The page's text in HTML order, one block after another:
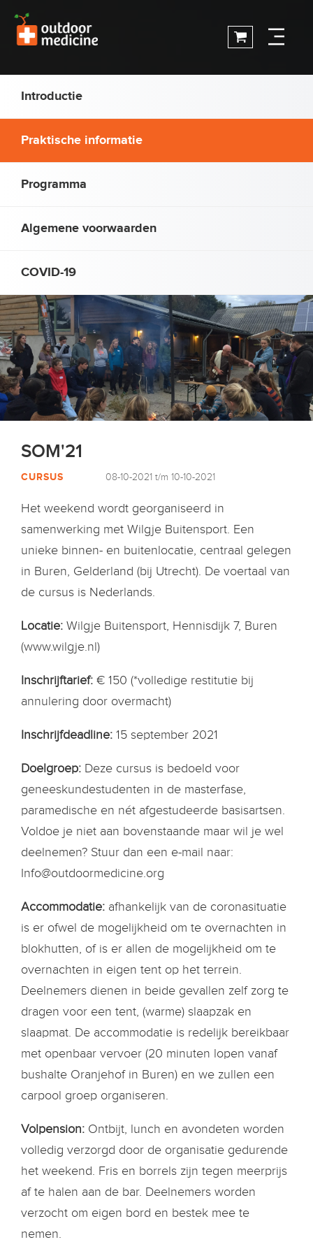
Introductie
Praktische informatie
Programma
Algemene voorwaarden
COVID-19
SOM'21
CURSUS 08-10-2021 t/m 10-10-2021
Het weekend wordt georganiseerd in
samenwerking met Wilgje Buitensport. Een
unieke binnen- en buitenlocatie, centraal gelegen
in Buren, Gelderland (bij Utrecht). De voertaal van
de cursus is Nederlands.
Locatie: Wilgje Buitensport, Hennisdijk 7, Buren
(www.wilgje.nl)
Inschrijftarief: € 150 (*volledige restitutie bij
annulering door overmacht)
Inschrijfdeadline: 15 september 2021
Doelgroep: Deze cursus is bedoeld voor
geneeskundestudenten in de masterfase,
paramedische en nét afgestudeerde basisartsen.
Voldoe je niet aan bovenstaande maar wil je wel
deelnemen? Stuur dan een e-mail naar:
Info@outdoormedicine.org
Accommodatie: afhankelijk van de coronasituatie
is er ofwel de mogelijkheid om te overnachten in
blokhutten, of is er allen de mogelijkheid om te
overnachten in eigen tent op het terrein.
Deelnemers dienen in beide gevallen zelf zorg te
dragen voor een tent, (warme) slaapzak en
slaapmat. De accommodatie is redelijk bereikbaar
met openbaar vervoer (20 minuten lopen vanaf
bushalte Oranjehof in Buren) en we zullen een
carpool groep organiseren.
Volpension: Ontbijt, lunch en avondeten worden
volledig verzorgd door de organisatie gedurende
het weekend. Fris en borrels zijn tegen meerprijs
af te halen aan de bar. Deelnemers worden
verzocht om eigen bord en bestek mee te
nemen.